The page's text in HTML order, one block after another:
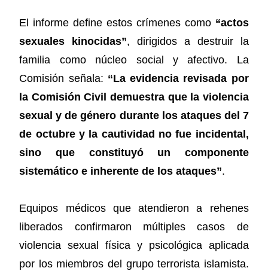
El informe define estos crímenes como “actos
sexuales kinocidas”, dirigidos a destruir la
familia como núcleo social y afectivo. La
Comisión señala: “La evidencia revisada por
la Comisión Civil demuestra que la violencia
sexual y de género durante los ataques del 7
de octubre y la cautividad no fue incidental,
sino que constituyó un componente
sistemático e inherente de los ataques”.
Equipos médicos que atendieron a rehenes
liberados confirmaron múltiples casos de
violencia sexual física y psicológica aplicada
por los miembros del grupo terrorista islamista.